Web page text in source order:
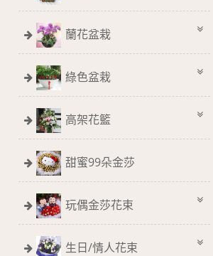
蘭花盆栽
綠色盆栽
高架花籃
甜蜜99朵金莎
玩偶金莎花束
生日/情人花束